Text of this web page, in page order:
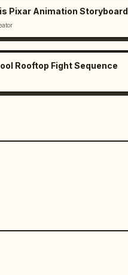
Pixar Animation Storyboard
Rooftop Fight Sequence